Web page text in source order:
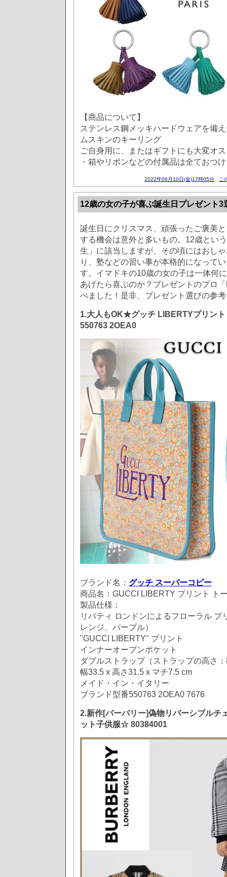
【商品について】
ステンレス鋼メッキハードウェアを備
ムスキンのキーリング
ご自身用に、またはギフトにも大変オ
・箱やリボンなどの付属品は全ておつ
2022年06月10日(金)17時05分 こ
12歳の女の子が喜ぶ誕生日プレゼント3
誕生日にクリスマス、頑張ったご褒美
する機会は意外と多いもの。12歳とい
生」に該当しますが、その頃にはおし
り、塾などの習い事が本格的になって
す。イマドキの10歳の女の子は一体何
あげたら喜ぶのか？プレゼントのプロ「
べました！是非、プレゼント選びの参
1.大人もOK★グッチ LIBERTYプリント
550763 2OEA0
ブランド名： グッチ スーパーコピー
商品名：GUCCI LIBERTY プリント ト
製品仕様：
リバティ ロンドンによるフローラル プ
レンジ、パープル）
"GUCCI LIBERTY" プリント
インナーオープンポケット
ダブルストラップ（ストラップの高さ
幅33.5 x 高さ31.5 x マチ7.5 cm
メイド・イン・イタリー
ブランド型番550763 2OEA0 7676
2.新作[バーバリー]偽物リバーシブルチ
ット子供服☆ 80384001